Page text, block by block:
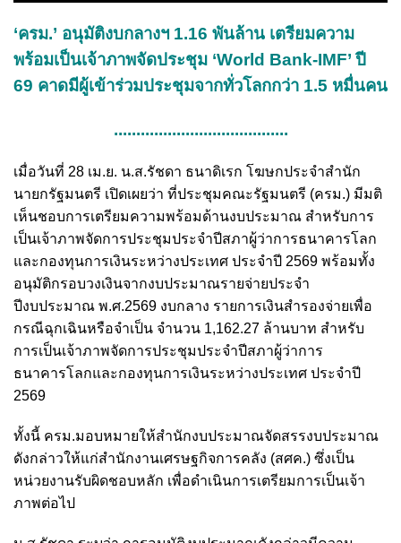
‘ครม.’ อนุมัติงบกลางฯ 1.16 พันล้าน เตรียมความ
พร้อมเป็นเจ้าภาพจัดประชุม ‘World Bank-IMF’ ปี
69 คาดมีผู้เข้าร่วมประชุมจากทั่วโลกกว่า 1.5 หมื่นคน
.......................................
เมื่อวันที่ 28 เม.ย. น.ส.รัชดา ธนาดิเรก โฆษกประจำสำนัก
นายกรัฐมนตรี เปิดเผยว่า ที่ประชุมคณะรัฐมนตรี (ครม.) มีมติ
เห็นชอบการเตรียมความพร้อมด้านงบประมาณ สำหรับการ
เป็นเจ้าภาพจัดการประชุมประจำปีสภาผู้ว่าการธนาคารโลก
และกองทุนการเงินระหว่างประเทศ ประจำปี 2569 พร้อมทั้ง
อนุมัติกรอบวงเงินจากงบประมาณรายจ่ายประจำ
ปีงบประมาณ พ.ศ.2569 งบกลาง รายการเงินสำรองจ่ายเพื่อ
กรณีฉุกเฉินหรือจำเป็น จำนวน 1,162.27 ล้านบาท สำหรับ
การเป็นเจ้าภาพจัดการประชุมประจำปีสภาผู้ว่าการ
ธนาคารโลกและกองทุนการเงินระหว่างประเทศ ประจำปี
2569
ทั้งนี้ ครม.มอบหมายให้สำนักงบประมาณจัดสรรงบประมาณ
ดังกล่าวให้แก่สำนักงานเศรษฐกิจการคลัง (สศค.) ซึ่งเป็น
หน่วยงานรับผิดชอบหลัก เพื่อดำเนินการเตรียมการเป็นเจ้า
ภาพต่อไป